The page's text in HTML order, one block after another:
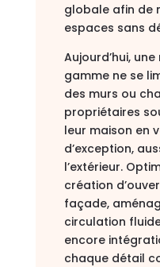
globale afin de
espaces sans
Aujourd’hui,
gamme ne se
des murs ou
propriétaires
leur maison en
d’exception,
l’extérieur.
création
façade,
circulation
encore
chaque détail